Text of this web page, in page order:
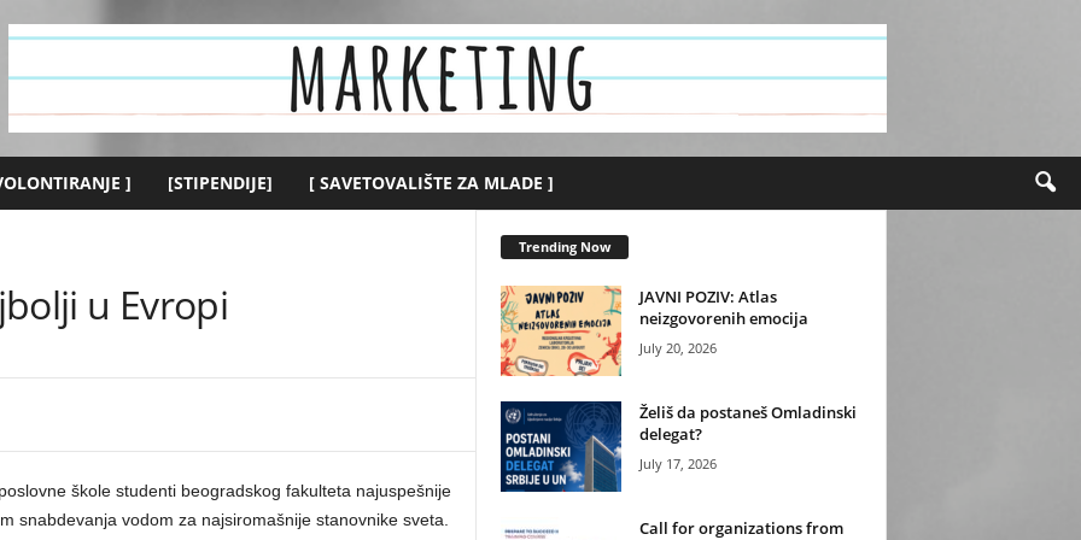
] [STIPENDIJE] [ SAVETOVALIŠTE ZA MLADE ]
u Evropi
škole studenti beogradskog fakulteta najuspešnije
snabdevanja vodom za najsiromašnije stanovnike sveta.
Trending Now
JAVNI POZIV: Atlas
neizgovorenih emocija
July 20, 2026
Želiš da postaneš Omladinski
delegat?
July 17, 2026
Call for organizations from